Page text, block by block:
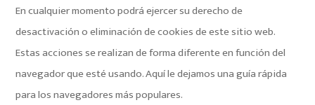
En cualquier momento podrá ejercer su derecho de
desactivación o eliminación de cookies de este sitio web.
Estas acciones se realizan de forma diferente en función del
navegador que esté usando.Aquí le dejamos una guía rápida
para los navegadores más populares.